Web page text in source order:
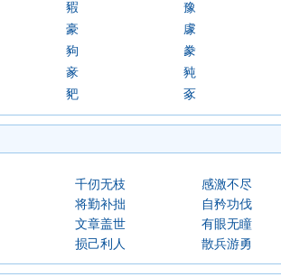
豭 豫
豪 豦
豞 豢
豙 豘
豝 豖
千仞无枝 感激不尽
将勤补拙 自矜功伐
文章盖世 有眼无瞳
损己利人 散兵游勇